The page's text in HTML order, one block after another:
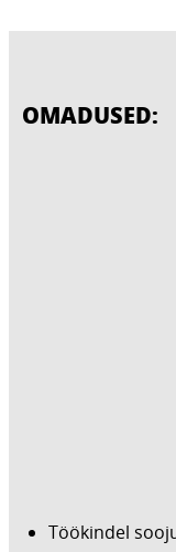
OMADUSED:
Töökindel